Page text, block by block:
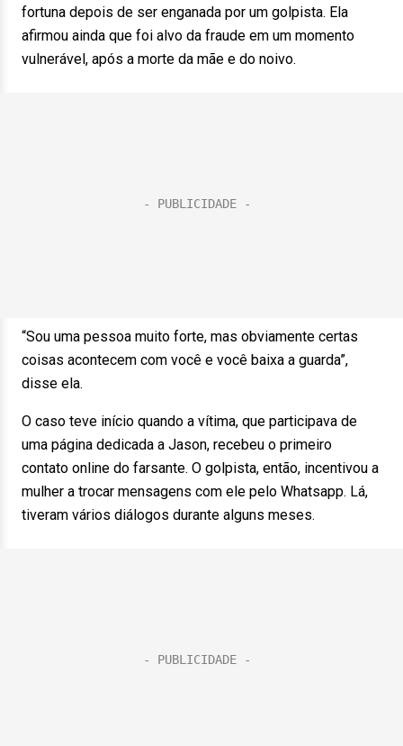
fortuna depois de ser enganada por um golpista. Ela
afirmou ainda que foi alvo da fraude em um momento
vulnerável, após a morte da mãe e do noivo.
“Sou uma pessoa muito forte, mas obviamente certas
coisas acontecem com você e você baixa a guarda”,
disse ela.
O caso teve início quando a vítima, que participava de
uma página dedicada a Jason, recebeu o primeiro
contato online do farsante. O golpista, então, incentivou a
mulher a trocar mensagens com ele pelo Whatsapp. Lá,
tiveram vários diálogos durante alguns meses.